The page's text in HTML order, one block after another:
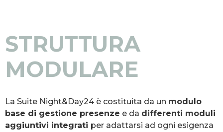
STRUTTURA
MODULARE
La Suite Night&Day24 è costituita da un modulo
base di gestione presenze e da differenti moduli
aggiuntivi integrati per adattarsi ad ogni esigenza